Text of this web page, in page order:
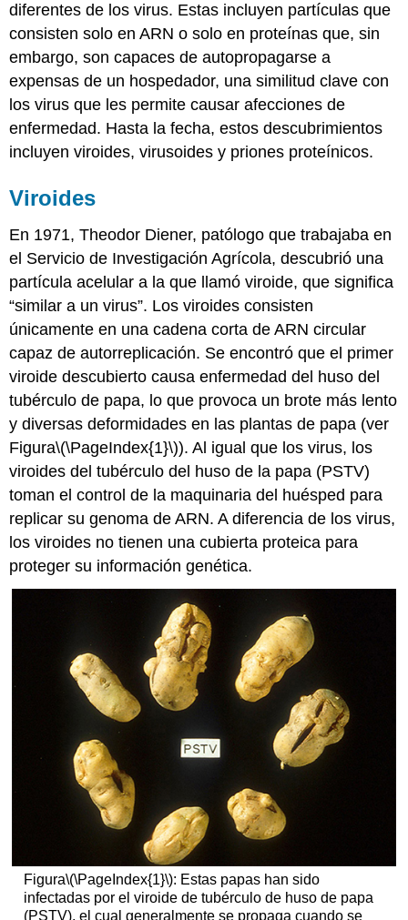
diferentes de los virus. Estas incluyen partículas que
consisten solo en ARN o solo en proteínas que, sin
embargo, son capaces de autopropagarse a
expensas de un hospedador, una similitud clave con
los virus que les permite causar afecciones de
enfermedad. Hasta la fecha, estos descubrimientos
incluyen viroides, virusoides y priones proteínicos.
Viroides
En 1971, Theodor Diener, patólogo que trabajaba en
el Servicio de Investigación Agrícola, descubrió una
partícula acelular a la que llamó viroide, que significa
“similar a un virus”. Los viroides consisten
únicamente en una cadena corta de ARN circular
capaz de autorreplicación. Se encontró que el primer
viroide descubierto causa enfermedad del huso del
tubérculo de papa, lo que provoca un brote más lento
y diversas deformidades en las plantas de papa (ver
Figura\(\PageIndex{1}\)). Al igual que los virus, los
viroides del tubérculo del huso de la papa (PSTV)
toman el control de la maquinaria del huésped para
replicar su genoma de ARN. A diferencia de los virus,
los viroides no tienen una cubierta proteica para
proteger su información genética.
Figura\(\PageIndex{1}\): Estas papas han sido
infectadas por el viroide de tubérculo de huso de papa
(PSTV), el cual generalmente se propaga cuando se